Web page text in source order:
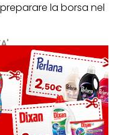
la borsa nel